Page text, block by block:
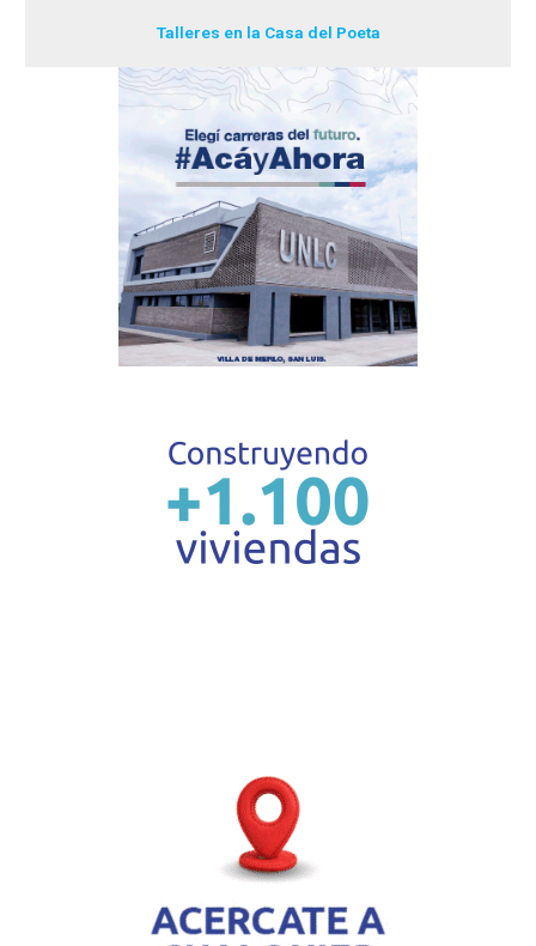
Talleres en la Casa del Poeta